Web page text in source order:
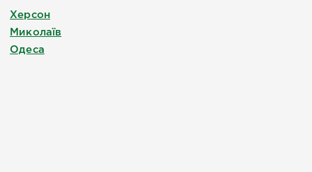
Херсон
Миколаїв
Одеса